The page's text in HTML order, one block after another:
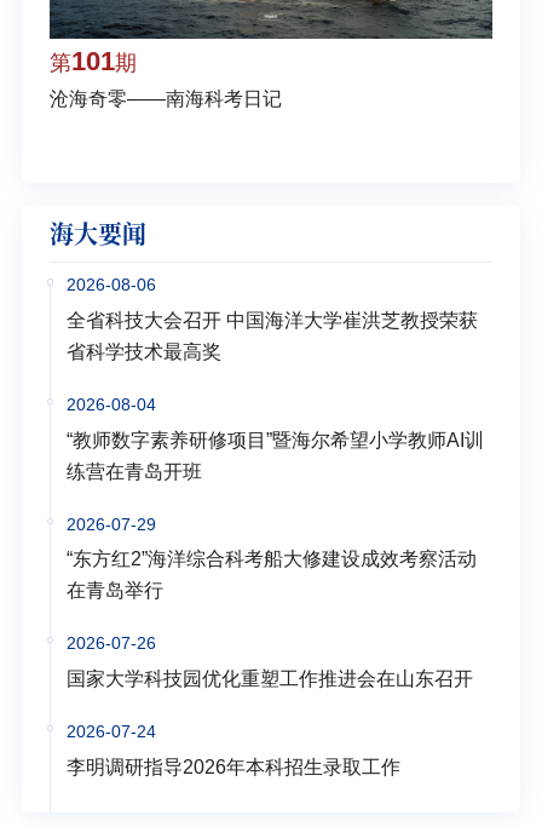
第101期
沧海奇零——南海科考日记
海大要闻
2026-08-06
全省科技大会召开 中国海洋大学崔洪芝教授荣获
省科学技术最高奖
2026-08-04
“教师数字素养研修项目”暨海尔希望小学教师AI训
练营在青岛开班
2026-07-29
“东方红2”海洋综合科考船大修建设成效考察活动
在青岛举行
2026-07-26
国家大学科技园优化重塑工作推进会在山东召开
2026-07-24
李明调研指导2026年本科招生录取工作